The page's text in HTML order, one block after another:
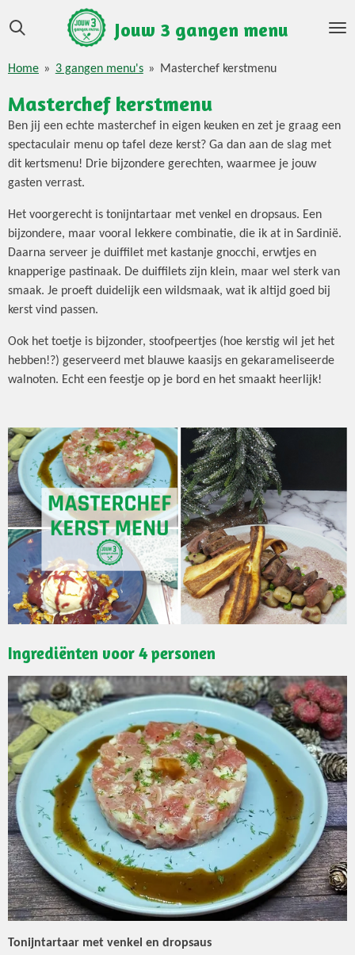
direct
de
Jouw 3 gangen menu
Home » 3 gangen menu's » Masterchef kerstmenu
Masterchef kerstmenu
Ben jij een echte masterchef in eigen keuken en zet je graag een
spectaculair menu op tafel deze kerst? Ga dan aan de slag met
dit kertsmenu! Drie bijzondere gerechten, waarmee je jouw
gasten verrast.
Het voorgerecht is tonijntartaar met venkel en dropsaus. Een
bijzondere, maar vooral lekkere combinatie, die ik at in Sardinië.
Daarna serveer je duiffilet met kastanje gnocchi, erwtjes en
knapperige pastinaak. De duiffilets zijn klein, maar wel sterk van
smaak. Je proeft duidelijk een wildsmaak, wat ik altijd goed bij
kerst vind passen.
Ook het toetje is bijzonder, stoofpeertjes (hoe kerstig wil jet het
hebben!?) geserveerd met blauwe kaasijs en gekarameliseerde
walnoten. Echt een feestje op je bord en het smaakt heerlijk!
Ingrediënten voor 4 personen
Tonijntartaar met venkel en dropsaus